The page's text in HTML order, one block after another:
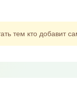
тем кто добавит